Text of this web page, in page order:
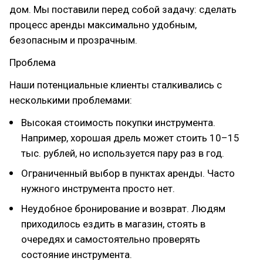
дом. Мы поставили перед собой задачу: сделать
процесс аренды максимально удобным,
безопасным и прозрачным.
Проблема
Наши потенциальные клиенты сталкивались с
несколькими проблемами:
Высокая стоимость покупки инструмента.
Например, хорошая дрель может стоить 10–15
тыс. рублей, но используется пару раз в год.
Ограниченный выбор в пунктах аренды. Часто
нужного инструмента просто нет.
Неудобное бронирование и возврат. Людям
приходилось ездить в магазин, стоять в
очередях и самостоятельно проверять
состояние инструмента.